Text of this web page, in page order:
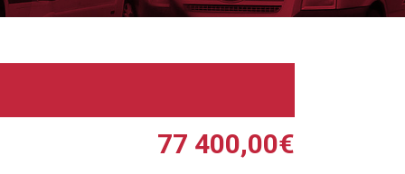
77 400,00€